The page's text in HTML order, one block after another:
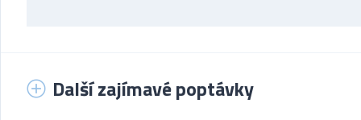
Další zajímavé poptávky